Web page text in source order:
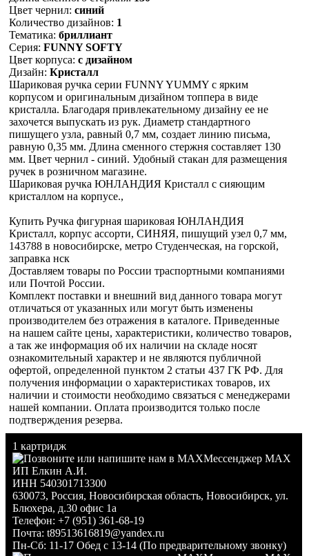
Цвет чернил: синий
Количество дизайнов: 1
Тематика: бриллиант
Серия: FUNNY SOFTY
Цвет корпуса: с дизайном
Дизайн: Кристалл
Шариковая ручка серии FUNNY YUMMY с ярким
корпусом и оригинальным дизайном топпера в виде
кристалла. Благодаря привлекательному дизайну ее не
захочется выпускать из рук. Диаметр стандартного
пишущего узла, равный 0,7 мм, создает линию письма,
равную 0,35 мм. Длина сменного стержня составляет 130
мм. Цвет чернил - синий. Удобный стакан для размещения
ручек в розничном магазине.
Шариковая ручка ЮНЛАНДИЯ Кристалл с сияющим
кристаллом на корпусе.,
Купить Ручка фигурная шариковая ЮНЛАНДИЯ
Кристалл, корпус ассорти, СИНЯЯ, пишущий узел 0,7 мм,
143788 в новосибирске, метро Студенческая, на горской,
заправка нск
Доставляем товары по России траспортными компаниями
или Почтой России.
Комплект поставки и внешний вид данного товара могут
отличаться от указанных или могут быть изменены
производителем без отражения в каталоге. Приведенные
на нашем сайте цены, характеристики, количество товаров,
а так же информация об их наличии на складе носят
ознакомительный характер и не являются публичной
офертой, определенной пунктом 2 статьи 437 ГК РФ. Для
получения информации о характеристиках товаров, их
наличии и стоимости необходимо связаться с менеджерами
нашей компании. Оплата производится только после
подтверждения резерва.
1 картридж
Мессенджер MAX
ИП Елкин А.И.
ИНН 540301713300
630073, Россия, Новосибирская область, Новосибирск, ул.
Блюхера, д.30 офис 1а
Телефон: +7 (951) 361-68-19
Почта: t89513616819@yandex.ru
Пн-Сб: 11-17 Обед с 13-14 (По предварительному звонку)